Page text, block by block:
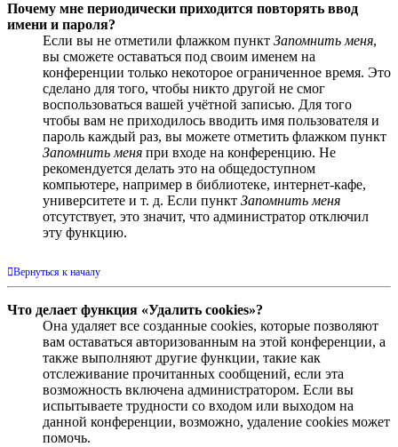
Почему мне периодически приходится повторять ввод
имени и пароля?
Если вы не отметили флажком пункт Запомнить меня,
вы сможете оставаться под своим именем на
конференции только некоторое ограниченное время. Это
сделано для того, чтобы никто другой не смог
воспользоваться вашей учётной записью. Для того
чтобы вам не приходилось вводить имя пользователя и
пароль каждый раз, вы можете отметить флажком пункт
Запомнить меня при входе на конференцию. Не
рекомендуется делать это на общедоступном
компьютере, например в библиотеке, интернет-кафе,
университете и т. д. Если пункт Запомнить меня
отсутствует, это значит, что администратор отключил
эту функцию.
Вернуться к началу
Что делает функция «Удалить cookies»?
Она удаляет все созданные cookies, которые позволяют
вам оставаться авторизованным на этой конференции, а
также выполняют другие функции, такие как
отслеживание прочитанных сообщений, если эта
возможность включена администратором. Если вы
испытываете трудности со входом или выходом на
данной конференции, возможно, удаление cookies может
помочь.